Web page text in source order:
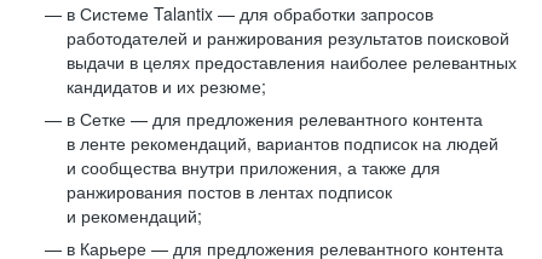
в Системе Talantix — для обработки запросов
работодателей и ранжирования результатов поисковой
выдачи в целях предоставления наиболее релевантных
кандидатов и их резюме;
в Сетке — для предложения релевантного контента
в ленте рекомендаций, вариантов подписок на людей
и сообщества внутри приложения, а также для
ранжирования постов в лентах подписок
и рекомендаций;
в Карьере — для предложения релевантного контента